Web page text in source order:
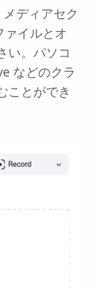
メディアセク
イルとオ
い。パソコ
などのクラ
ことができ